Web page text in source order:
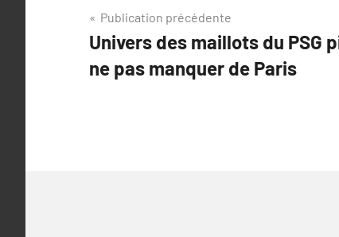
Navigation
de
l’article
Publication précédente
Univers des maillots du PSG
ne pas manquer de Paris